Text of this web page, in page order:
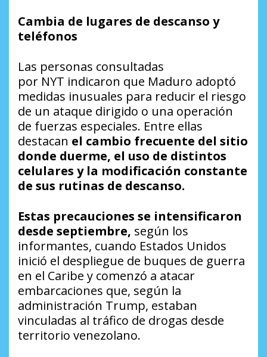
Cambia de lugares de descanso y
teléfonos
Las personas consultadas
por NYT indicaron que Maduro adoptó
medidas inusuales para reducir el riesgo
de un ataque dirigido o una operación
de fuerzas especiales. Entre ellas
destacan el cambio frecuente del sitio
donde duerme, el uso de distintos
celulares y la modificación constante
de sus rutinas de descanso.
Estas precauciones se intensificaron
desde septiembre, según los
informantes, cuando Estados Unidos
inició el despliegue de buques de guerra
en el Caribe y comenzó a atacar
embarcaciones que, según la
administración Trump, estaban
vinculadas al tráfico de drogas desde
territorio venezolano.